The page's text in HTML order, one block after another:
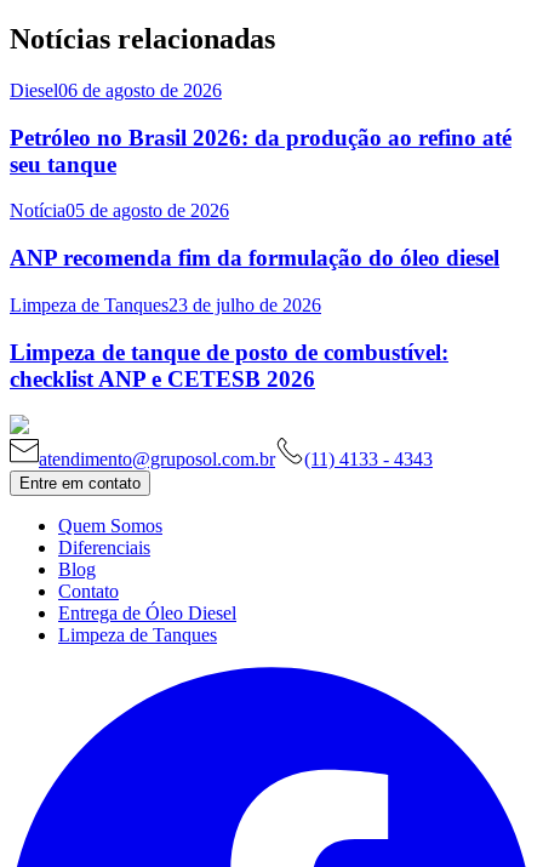
Notícias relacionadas
Diesel06 de agosto de 2026
Petróleo no Brasil 2026: da produção ao refino até
seu tanque
Notícia05 de agosto de 2026
ANP recomenda fim da formulação do óleo diesel
Limpeza de Tanques23 de julho de 2026
Limpeza de tanque de posto de combustível:
checklist ANP e CETESB 2026
atendimento@gruposol.com.br (11) 4133 - 4343
Entre em contato
Quem Somos
Diferenciais
Blog
Contato
Entrega de Óleo Diesel
Limpeza de Tanques